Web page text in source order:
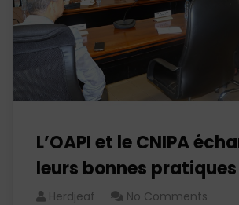
L’OAPI et le CNIPA
leurs bonnes pratiques
Herdjeaf No Comments